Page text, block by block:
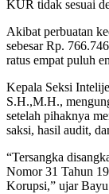
KUR tidak sesuai
Akibat perbuatan
sebesar Rp.
ratus empat puluh
Kepala Seksi
S.H.,M.H.,
setelah pihaknya
saksi, hasil audit,
“Tersangka
Nomor 31 Tahun
Korupsi,” ujar